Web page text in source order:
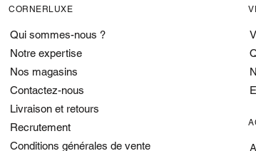
CORNERLUXE
Qui sommes-nous ?
Notre expertise
Nos magasins
Contactez-nous
Livraison et retours
Recrutement
Conditions générales de vente